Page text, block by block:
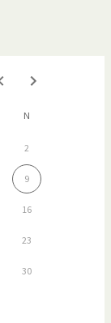
N
2
9
16
23
30